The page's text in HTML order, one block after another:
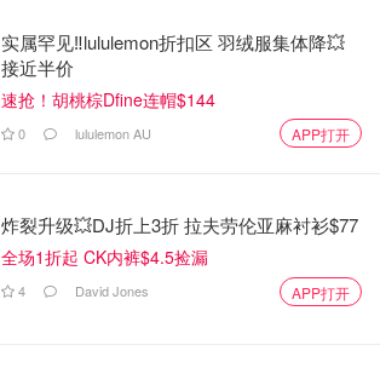
实属罕见‼️lululemon折扣区 羽绒服集体降💥
接近半价
速抢！胡桃棕Dfine连帽$144
0 lululemon AU APP打开
炸裂升级💥DJ折上3折 拉夫劳伦亚麻衬衫$77
全场1折起 CK内裤$4.5捡漏
4 David Jones APP打开